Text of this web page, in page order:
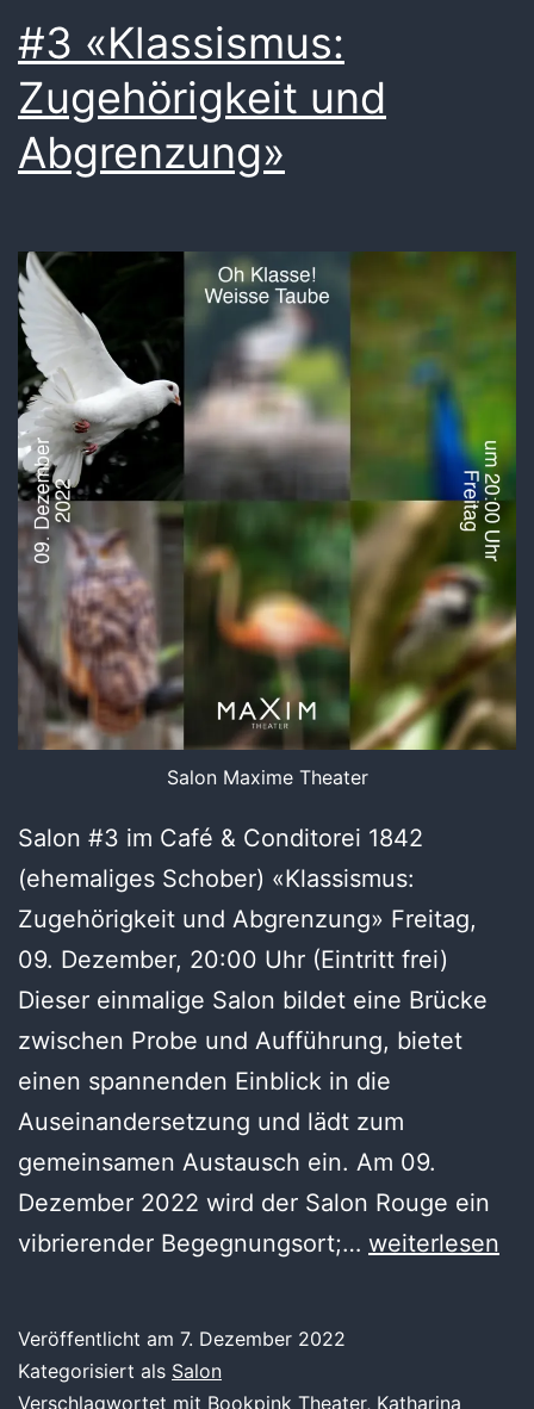
#3 «Klassismus:
Zugehörigkeit und
Abgrenzung»
Salon Maxime Theater
Salon #3 im Café & Conditorei 1842
(ehemaliges Schober) «Klassismus:
Zugehörigkeit und Abgrenzung» Freitag,
09. Dezember, 20:00 Uhr (Eintritt frei)
Dieser einmalige Salon bildet eine Brücke
zwischen Probe und Aufführung, bietet
einen spannenden Einblick in die
Auseinandersetzung und lädt zum
gemeinsamen Austausch ein. Am 09.
Dezember 2022 wird der Salon Rouge ein
vibrierender Begegnungsort;… #3
weiterlesen
Veröffentlicht am 7. Dezember 2022
Kategorisiert als Salon
Verschlagwortet mit Bookpink Theater, Katharina